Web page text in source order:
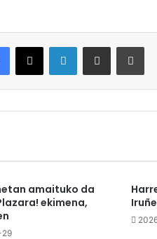
amaituko da
ekimena,